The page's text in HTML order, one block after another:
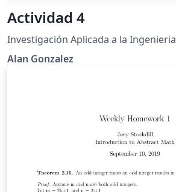
Actividad 4
Investigación Aplicada a la Ingenieria
Alan Gonzalez